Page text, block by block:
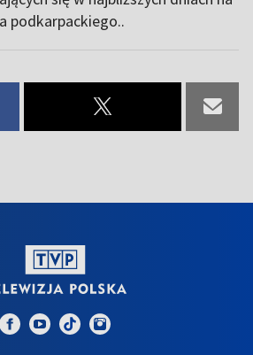
podkarpackiego..